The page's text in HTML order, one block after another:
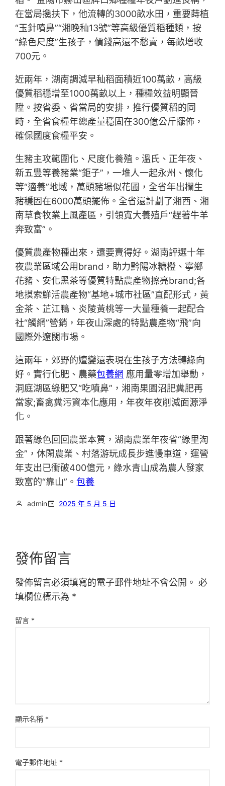
在當局攙扶下，他流轉的3000畝水田，重要蒔植
“玉針噴鼻”“湘晚秈13號”等高級優質稻種類，按
“綠色尺度”生孩子，價錢高還不愁賣，每畝增收
700元。
近兩年，湖南調減早秈稻面積近100萬畝，高級
優質稻穩增至1000萬畝以上，種糧效益明顯晉
陞。按省委、省當局的安排，推行優質稻的同
時，全省食糧年總產量穩固在300億公斤擺佈，
確保國度食糧平安。
生豬主攻範圍化、尺度化養殖。溫氏、正年夜、
新五豐等養豬業“鉅子”，一堆人一起永州、懷化
等“適養”地域，萬頭豬場似花圃，全省年出欄生
豬穩固在6000萬頭擺佈。全省還計劃了湘西、湘
南草食牧業上風產區，引領寬大養殖戶“趕著牛羊
奔致富”。
優質農產物種出來，還要賣得好。湖南評選十年
夜農業區域公用brand，助力黔陽冰糖橙、寧鄉
花豬、安化黑茶等優質特點農產物擦亮brand;各
地摸索鮮活農產物“基地+城市社區”直配形式，黃
金茶、芷江鴨、炎陵黃桃等一大量種養一起配合
社“觸網”營銷，年夜山深處的特點農產物“飛”向
國際外遼闊市場。
這兩年，郊野的嬗變還表現在生孩子方法轉綠向
好。實行化肥、農藥包養網 應用量零增加舉動，
洞庭湖區綠肥又“吃噴鼻”，湘南果園沼肥糞肥再
當家;畜禽糞污資本化應用，年夜年夜削減面源淨
化。
跟著綠色回回農業本質，湖南農業年夜省“綠里淘
金”，休閑農業、村落游玩成長步進慢車道，運營
年支出已衝破400億元，綠水青山成為農人發家
致富的“靠山”。包養
admin 2025 年 5 月 5 日
發佈留言
發佈留言必須填寫的電子郵件地址不會公開。 必
填欄位標示為 *
留言 *
顯示名稱 *
電子郵件地址 *